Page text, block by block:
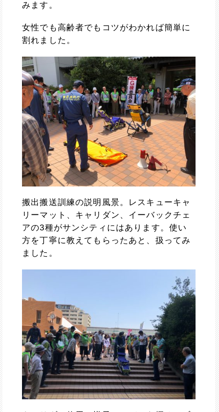
みます。
女性でも高齢者でもコツがわかれば簡単に
割れました。
搬出搬送訓練の説明風景。レスキューキャ
リーマット、キャリダン、イーバックチェ
アの3種がサンシティにはあります。使い
方を丁寧に教えてもらったあと、扱ってみ
ました。